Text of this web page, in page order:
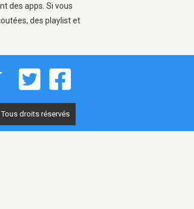
des apps. Si vous
des playlist et
droits réservés